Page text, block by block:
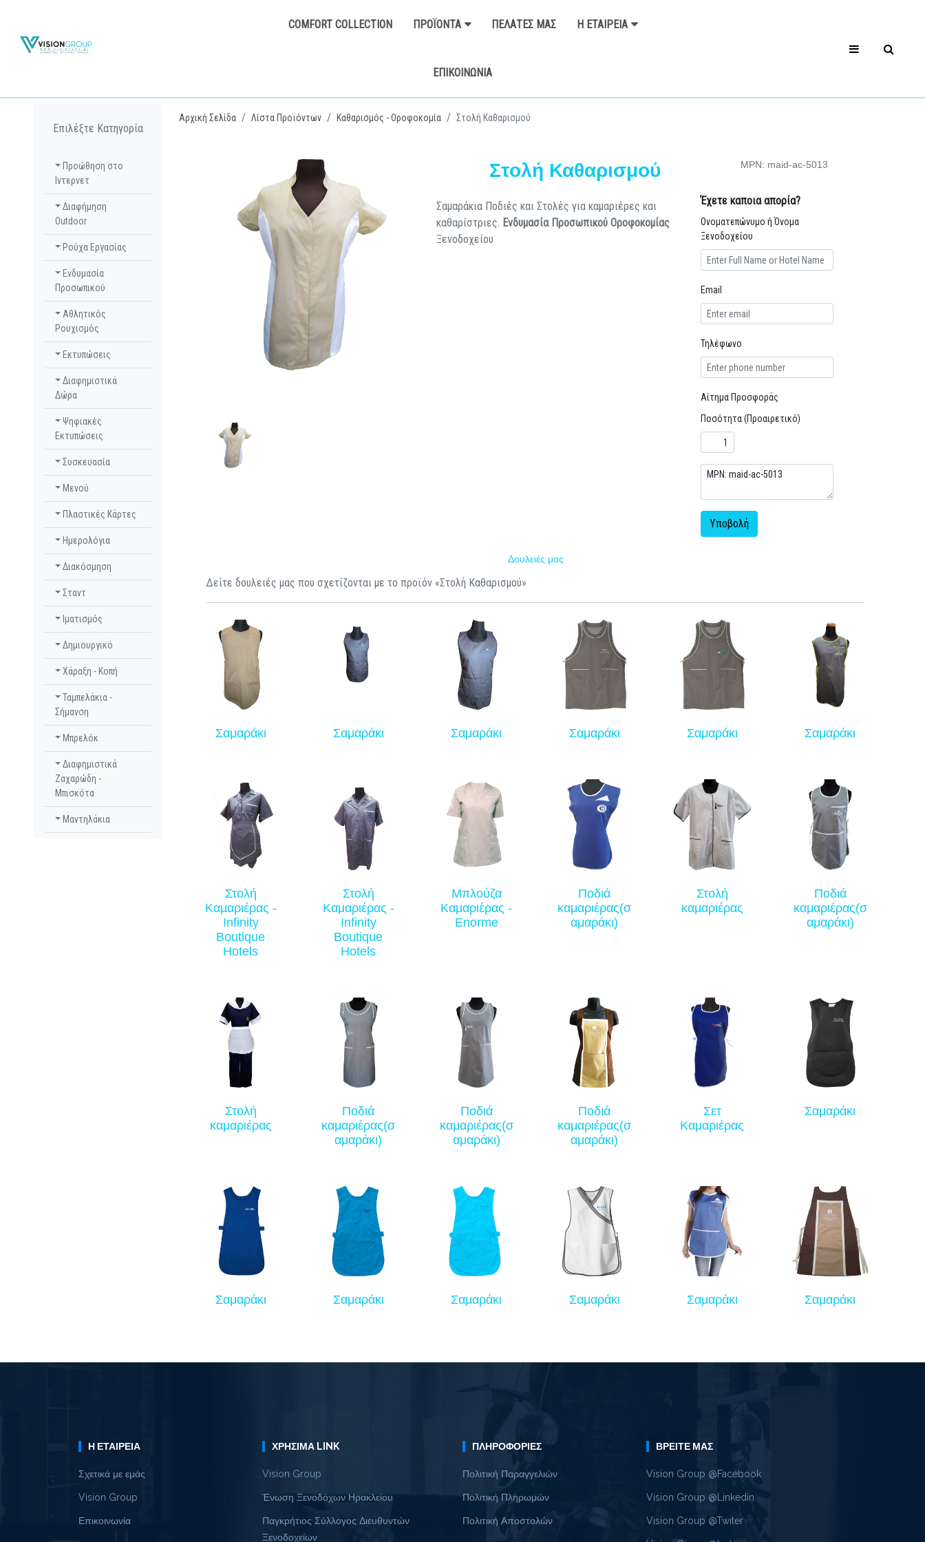
COMFORT COLLECTION ΠΡΟΪΌΝΤΑ ΠΕΛΆΤΕΣ ΜΑΣ Η ΕΤΑΙΡΕΊΑ
ΕΠΙΚΟΙΝΩΝΊΑ
Επιλέξτε Κατηγορία
Προώθηση στο
Ιντερνετ
Διαφήμηση
Outdoor
Ρούχα Εργασίας
Ενδυμασία
Προσωπικού
Αθλητικός
Ρουχισμός
Εκτυπώσεις
Διαφημιστικά
Δώρα
Ψηφιακές
Εκτυπώσεις
Συσκευασία
Μενού
Πλαστικές Κάρτες
Ημερολόγια
Διακόσμηση
Σταντ
Ιματισμός
Δημιουργικό
Χάραξη - Κοπή
Ταμπελάκια -
Σήμανση
Μπρελόκ
Διαφημιστικά
Ζαχαρώδη -
Μπισκότα
Μαντηλάκια
Αρχική Σελίδα Λίστα Προϊόντων Καθαρισμός - Οροφοκομία Στολή Καθαρισμού
Στολή Καθαρισμού MPN: maid-ac-5013
Σαμαράκια Ποδιές και Στολές για καμαριέρες και
καθαρίστριες. Ενδυμασία Προσωπικού Οροφοκομίας
Ξενοδοχείου
Έχετε καποια απορία?
Ονοματεπώνυμο ή Όνομα
Ξενοδοχείου
Email
Τηλέφωνο
Αίτημα Προσφοράς
Ποσότητα (Προαιρετικό)
Υποβολή
Δουλειές μας
Δείτε δουλειές μας που σχετίζονται με το προϊόν «Στολή Καθαρισμού»
Σαμαράκι Σαμαράκι Σαμαράκι Σαμαράκι Σαμαράκι Σαμαράκι
Στολή
Καμαριέρας -
Infinity
Boutique
Hotels
Στολή
Καμαριέρας -
Infinity
Boutique
Hotels
Μπλούζα
Καμαριέρας -
Enorme
Ποδιά
καμαριέρας(σ
αμαράκι)
Στολή
καμαριέρας
Ποδιά
καμαριέρας(σ
αμαράκι)
Στολή
καμαριέρας
Ποδιά
καμαριέρας(σ
αμαράκι)
Ποδιά
καμαριέρας(σ
αμαράκι)
Ποδιά
καμαριέρας(σ
αμαράκι)
Σετ
Καμαριέρας
Σαμαράκι
Σαμαράκι Σαμαράκι Σαμαράκι Σαμαράκι Σαμαράκι Σαμαράκι
Η ΕΤΑΙΡΕΊΑ
Σχετικά με εμάς
Vision Group
Επικοινωνία
ΧΡΉΣΙΜΑ LINK
Vision Group
Ένωση Ξενοδόχων Ηρακλείου
Παγκρήτιος Σύλλογος Διευθυντών
Ξενοδοχείων
ΠΛΗΡΟΦΟΡΊΕΣ
Πολιτική Παραγγελιών
Πολιτική Πληρωμών
Πολιτική Αποστολών
ΒΡΕΊΤΕ ΜΑΣ
Vision Group @Facebook
Vision Group @Linkedin
Vision Group @Twiter